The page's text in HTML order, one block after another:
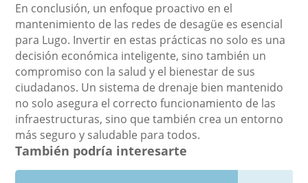
En conclusión, un enfoque proactivo en el
mantenimiento de las redes de desagüe es esencial
para Lugo. Invertir en estas prácticas no solo es una
decisión económica inteligente, sino también un
compromiso con la salud y el bienestar de sus
ciudadanos. Un sistema de drenaje bien mantenido
no solo asegura el correcto funcionamiento de las
infraestructuras, sino que también crea un entorno
más seguro y saludable para todos.
También podría interesarte